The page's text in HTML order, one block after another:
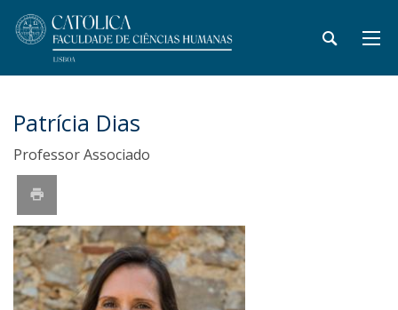
Patrícia Dias
Professor Associado